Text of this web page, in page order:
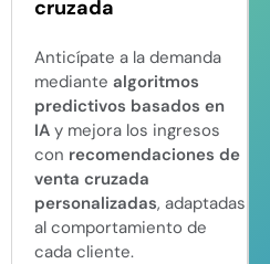
cruzada
Anticípate a la demanda
mediante algoritmos
predictivos basados en
IA y mejora los ingresos
con recomendaciones de
venta cruzada
personalizadas, adaptadas
al comportamiento de
cada cliente.